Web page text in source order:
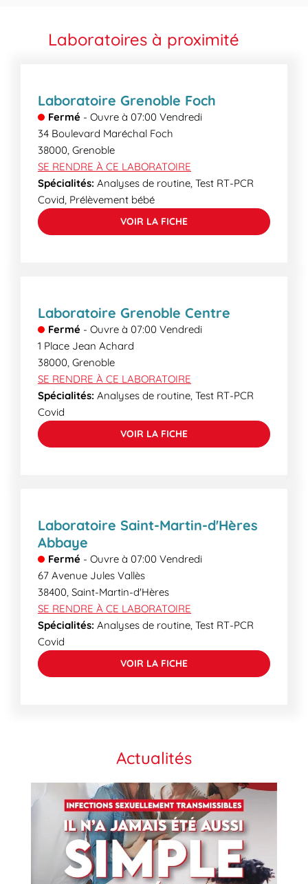
champ « horaire ».
sécurisé de votre laboratoire. Certains examens
secrétaires médicales pourront vous informer des
délais de rendu.
Laboratoires à proximité
Laboratoire Grenoble Foch
Fermé - Ouvre à 07:00 Vendredi
34 Boulevard Maréchal Foch
38000, Grenoble
SE RENDRE À CE LABORATOIRE
Spécialités: Analyses de routine, Test RT-PCR
Covid, Prélèvement bébé
VOIR LA FICHE
Laboratoire Grenoble Centre
Fermé - Ouvre à 07:00 Vendredi
1 Place Jean Achard
38000, Grenoble
SE RENDRE À CE LABORATOIRE
Spécialités: Analyses de routine, Test RT-PCR
Covid
VOIR LA FICHE
Laboratoire Saint-Martin-d'Hères
Abbaye
Fermé - Ouvre à 07:00 Vendredi
67 Avenue Jules Vallès
38400, Saint-Martin-d'Hères
SE RENDRE À CE LABORATOIRE
Spécialités: Analyses de routine, Test RT-PCR
Covid
VOIR LA FICHE
Actualités